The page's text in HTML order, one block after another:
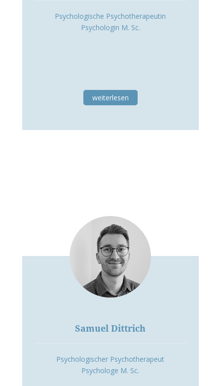
Psychologische Psychotherapeutin
Psychologin M. Sc.
weiterlesen
Samuel Dittrich
Psychologischer Psychotherapeut
Psychologe M. Sc.